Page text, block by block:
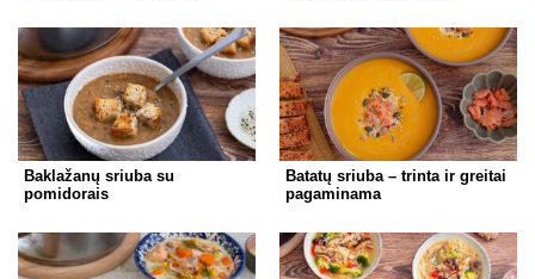
Baklažanų sriuba su
pomidorais
Batatų sriuba – trinta ir greitai
pagaminama